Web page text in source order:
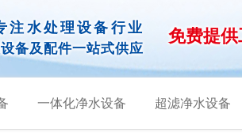
注水处理设备行业
备及配件一站式供应
免费提
一体化净水设备 超滤净水设备